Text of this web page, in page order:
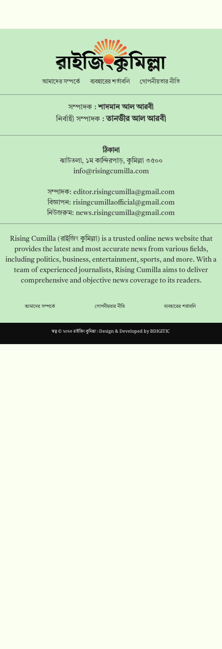
আমাদের সম্পর্কে ব্যবহারের শর্তাবলি গোপনীয়তার নীতি
সম্পাদক :শাদমান আল আরবী
নির্বাহী সম্পাদক : তানভীর আল আরবী
ঠিকানা
ঝাউতলা, ১ম কান্দিরপাড়, কুমিল্লা ৩৫০০
info@risingcumilla.com
সম্পাদক: editor.risingcumilla@gmail.com
বিজ্ঞাপন: risingcumillaofficial@gmail.com
নিউজরুম: news.risingcumilla@gmail.com
Rising Cumilla (রাইজিং কুমিল্লা) is a trusted online news website that
provides the latest and most accurate news from various fields,
including politics, business, entertainment, sports, and more. With a
team of experienced journalists, Rising Cumilla aims to deliver
comprehensive and objective news coverage to its readers.
আমাদের সম্পর্কে গোপনীয়তার নীতি ব্যবহারের শর্তাবলি
স্বত্ব © ২০২৩ রাইজিং কুমিল্লা। Design & Developed byBDIGITIC